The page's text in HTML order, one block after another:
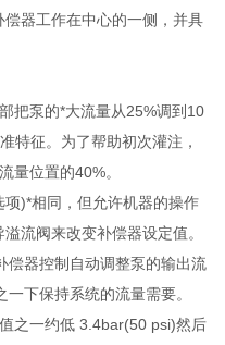
器工作在中心的一侧，并具
把泵的*大流量从25%调到10
特征。为了帮助初次灌注，
量位置的40%。
项)*相同，但允许机器的操作
流阀来改变补偿器设定值。
偿器控制自动调整泵的输出流
下保持系统的流量需要。
之一约低 3.4bar(50 psi)然后